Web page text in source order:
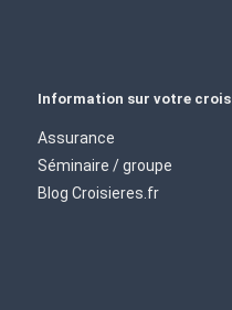
Information sur votre
Assurance
Séminaire / groupe
Blog Croisieres.fr